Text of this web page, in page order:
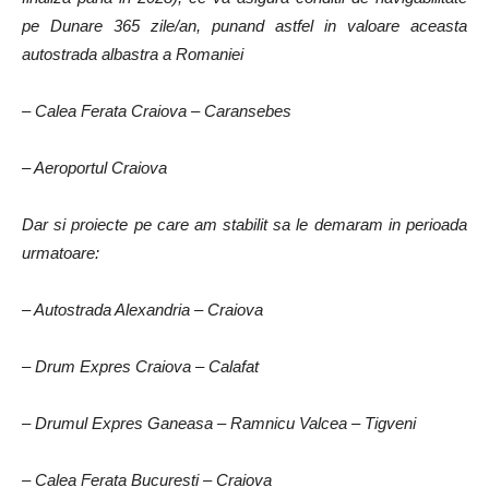
pe Dunare 365 zile/an, punand astfel in valoare aceasta
autostrada albastra a Romaniei
– Calea Ferata Craiova – Caransebes
– Aeroportul Craiova
Dar si proiecte pe care am stabilit sa le demaram in perioada
urmatoare:
– Autostrada Alexandria – Craiova
– Drum Expres Craiova – Calafat
– Drumul Expres Ganeasa – Ramnicu Valcea – Tigveni
– Calea Ferata Bucuresti – Craiova